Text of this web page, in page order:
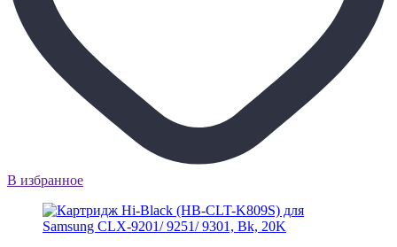
В избранное